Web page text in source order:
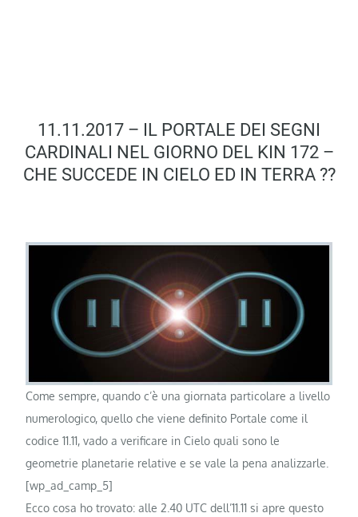
11.11.2017 – IL PORTALE DEI SEGNI
CARDINALI NEL GIORNO DEL KIN 172 –
CHE SUCCEDE IN CIELO ED IN TERRA ??
Come sempre, quando c’è una giornata particolare a livello
numerologico, quello che viene definito Portale come il
codice 11.11, vado a verificare in Cielo quali sono le
geometrie planetarie relative e se vale la pena analizzarle.
[wp_ad_camp_5]
Ecco cosa ho trovato: alle 2.40 UTC dell’11.11 si apre questo